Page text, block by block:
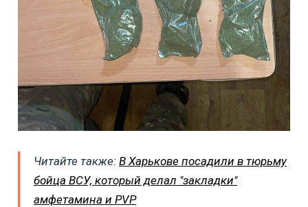
Читайте также: В Харькове посадили в тюрьму
бойца ВСУ, который делал "закладки"
амфетамина и PVP